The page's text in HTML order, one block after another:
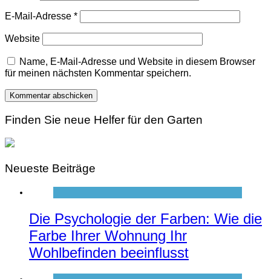
E-Mail-Adresse *
Website
Name, E-Mail-Adresse und Website in diesem Browser
für meinen nächsten Kommentar speichern.
Finden Sie neue Helfer für den Garten
Neueste Beiträge
Die Psychologie der Farben: Wie die
Farbe Ihrer Wohnung Ihr
Wohlbefinden beeinflusst